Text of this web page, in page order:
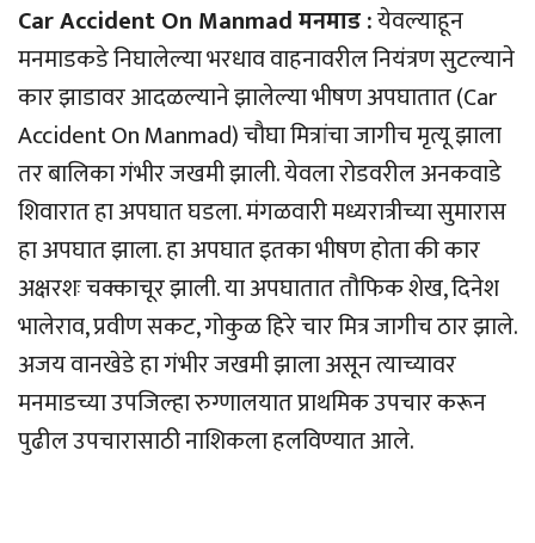
Car Accident On Manmad मनमाड :येवल्याहून
मनमाडकडे निघालेल्या भरधाव वाहनावरील नियंत्रण सुटल्याने
कार झाडावर आदळल्याने झालेल्या भीषण अपघातात (Car
Accident On Manmad) चौघा मित्रांचा जागीच मृत्यू झाला
तर बालिका गंभीर जखमी झाली. येवला रोडवरील अनकवाडे
शिवारात हा अपघात घडला. मंगळवारी मध्यरात्रीच्या सुमारास
हा अपघात झाला. हा अपघात इतका भीषण होता की कार
अक्षरशः चक्काचूर झाली. या अपघातात तौफिक शेख, दिनेश
भालेराव, प्रवीण सकट, गोकुळ हिरे चार मित्र जागीच ठार झाले.
अजय वानखेडे हा गंभीर जखमी झाला असून त्याच्यावर
मनमाडच्या उपजिल्हा रुग्णालयात प्राथमिक उपचार करून
पुढील उपचारासाठी नाशिकला हलविण्यात आले.